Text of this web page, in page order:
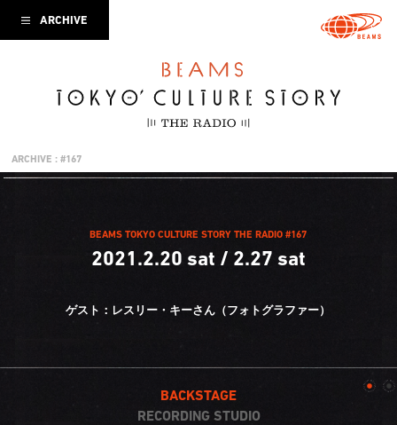
ARCHIVE
ARCHIVE : #167
BEAMS TOKYO CULTURE STORY THE RADIO #167
2021.2.20 sat / 2.27 sat
ゲスト：レスリー・キーさん（フォトグラファー）
BACKSTAGE
RECORDING STUDIO